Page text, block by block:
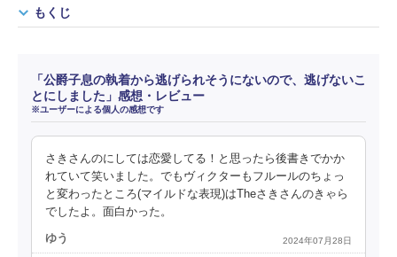
もくじ
「公爵子息の執着から逃げられそうにないので、逃げないこ
とにしました」感想・レビュー
※ユーザーによる個人の感想です
さきさんのにしては恋愛してる！と思ったら後書きでかか
れていて笑いました。でもヴィクターもフルールのちょっ
と変わったところ(マイルドな表現)はTheさきさんのきゃら
でしたよ。面白かった。
ゆう 2024年07月28日